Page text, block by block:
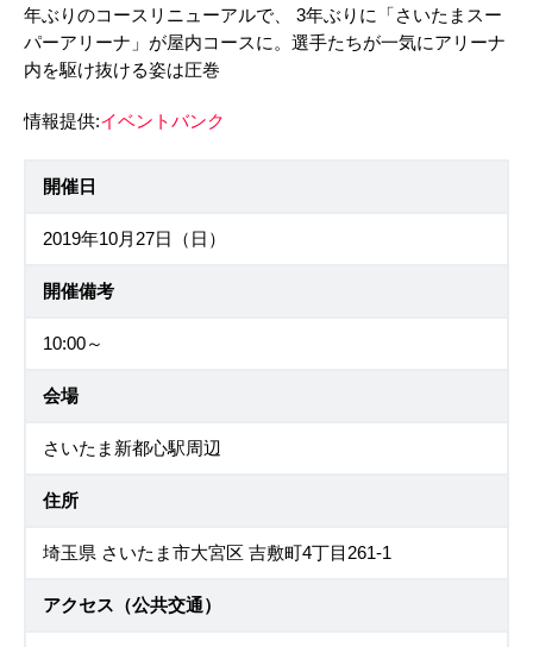
年ぶりのコースリニューアルで、 3年ぶりに「さいたまスー
パーアリーナ」が屋内コースに。選手たちが一気にアリーナ
内を駆け抜ける姿は圧巻
情報提供:イベントバンク
開催日
2019年10月27日（日）
開催備考
10:00～
会場
さいたま新都心駅周辺
住所
埼玉県 さいたま市大宮区 吉敷町4丁目261-1
アクセス（公共交通）